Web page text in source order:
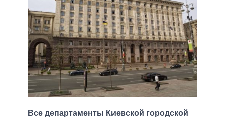
Все департаменты Киевской городской